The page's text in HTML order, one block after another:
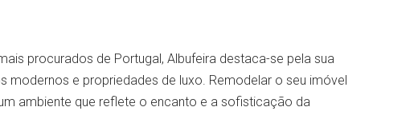
procurados de Portugal, Albufeira destaca-se pela sua
modernos e propriedades de luxo. Remodelar o seu imóvel
ambiente que reflete o encanto e a sofisticação da